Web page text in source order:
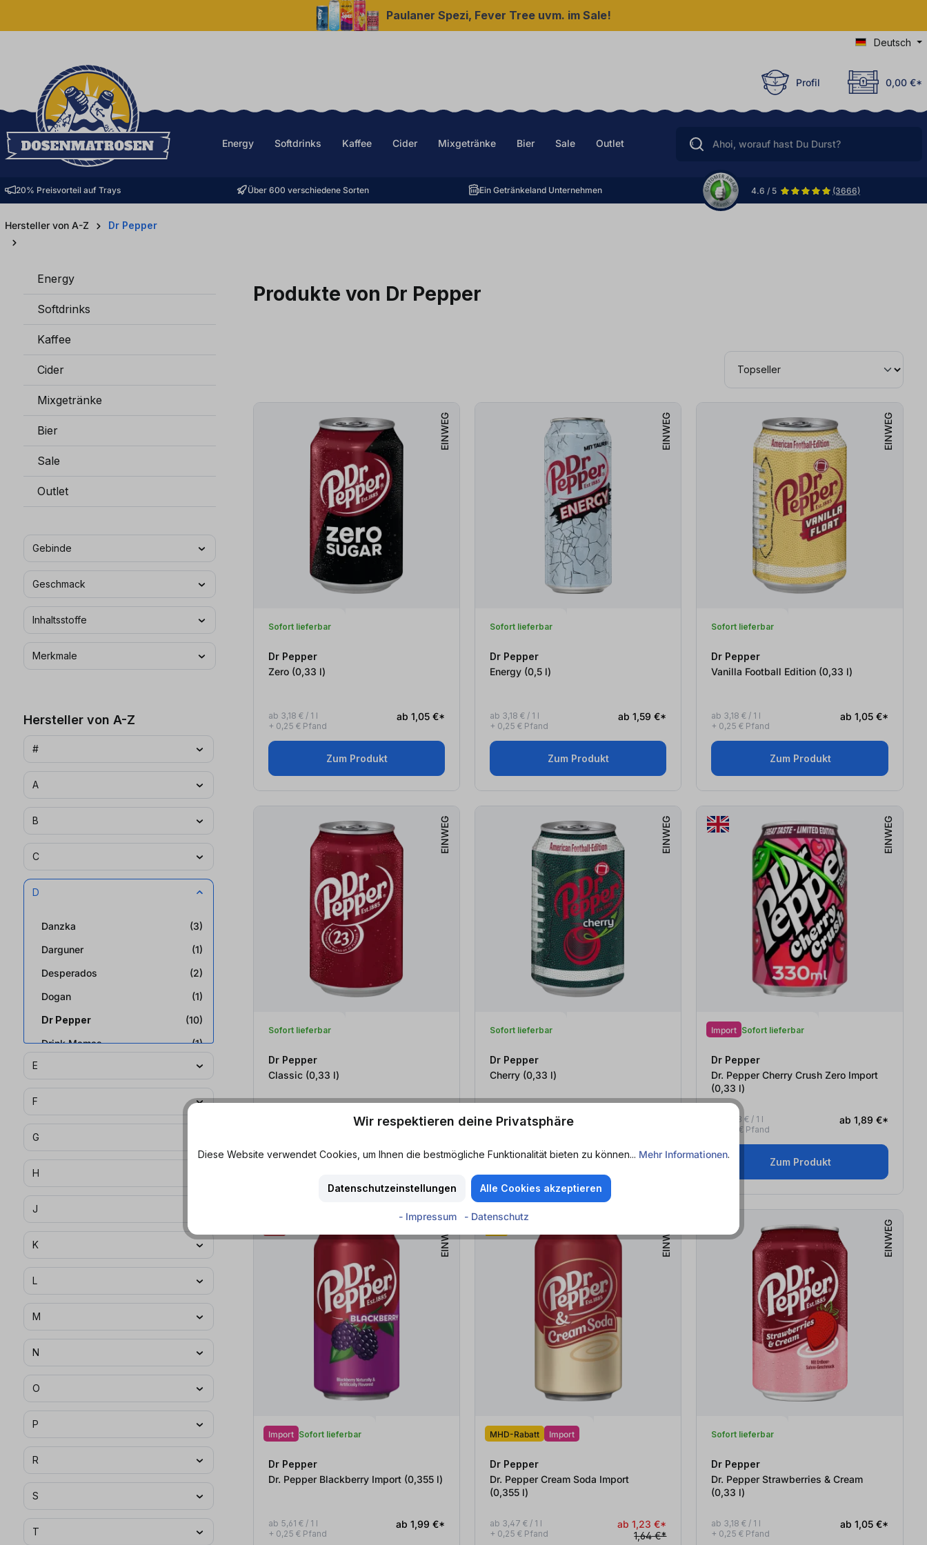
Paulaner Spezi, Fever Tree uvm. im Sale!
Deutsch
Profil 0,00 €*
Energy Softdrinks Kaffee Cider Mixgetränke Bier Sale Outlet
20% Preisvorteil auf Trays Über 600 verschiedene Sorten Ein Getränkeland Unternehmen 4.6 / 5 (3666)
Hersteller von A-Z Dr Pepper
Energy
Softdrinks
Kaffee
Cider
Mixgetränke
Bier
Sale
Outlet
Gebinde
Geschmack
Inhaltsstoffe
Merkmale
Hersteller von A-Z
#
A
B
C
D
(3)
Danzka
(1)
Darguner
(2)
Desperados
(1)
Dogan
(10)
Dr Pepper
(1)
Drink Mamas
E
F
G
H
J
K
L
M
N
O
P
R
S
T
Produkte von Dr Pepper
EINWEG
Sofort lieferbar
Dr Pepper
Zero (0,33 l)
ab 3,18 € / 1 l
+ 0,25 € Pfand
ab 1,05 €*
Zum Produkt
EINWEG
Sofort lieferbar
Dr Pepper
Energy (0,5 l)
ab 3,18 € / 1 l
+ 0,25 € Pfand
ab 1,59 €*
Zum Produkt
EINWEG
Sofort lieferbar
Dr Pepper
Vanilla Football Edition (0,33 l)
ab 3,18 € / 1 l
+ 0,25 € Pfand
ab 1,05 €*
Zum Produkt
EINWEG
Sofort lieferbar
Dr Pepper
Classic (0,33 l)
ab 1,05 €*
Zum Produkt
EINWEG
Sofort lieferbar
Dr Pepper
Cherry (0,33 l)
ab 3,18 € / 1 l
+ 0,25 € Pfand
EINWEG
Import Sofort lieferbar
Dr Pepper
Dr. Pepper Cherry Crush Zero Import
(0,33 l)
ab 5,73 € / 1 l
+ 0,25 € Pfand
ab 1,89 €*
Zum Produkt
EINWEG
Import Sofort lieferbar
Dr Pepper
Dr. Pepper Blackberry Import (0,355 l)
ab 5,61 € / 1 l
+ 0,25 € Pfand
ab 1,99 €*
EINWEG
MHD-Rabatt Import
Dr Pepper
Dr. Pepper Cream Soda Import
(0,355 l)
ab 3,47 € / 1 l
+ 0,25 € Pfand
ab 1,23 €*
1,64 €*
EINWEG
Sofort lieferbar
Dr Pepper
Dr. Pepper Strawberries & Cream
(0,33 l)
ab 3,18 € / 1 l
+ 0,25 € Pfand
ab 1,05 €*
Wir respektieren deine Privatsphäre
Diese Website verwendet Cookies, um Ihnen die bestmögliche Funktionalität bieten zu können... Mehr Informationen.
Datenschutzeinstellungen Alle Cookies akzeptieren
- Impressum - Datenschutz